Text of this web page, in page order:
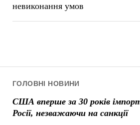
ГОЛОВНІ НОВИНИ
США вперше за 30 років
Росії, незважаючи на санкції
невиконання умов